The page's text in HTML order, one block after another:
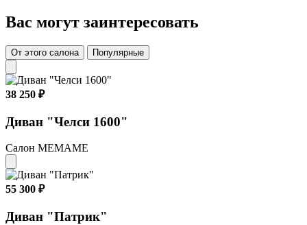
Вас могут заинтересовать
От этого салона Популярные
38 250 ₽
Диван "Челси 1600"
Салон МЕМАМЕ
55 300 ₽
Диван "Патрик"